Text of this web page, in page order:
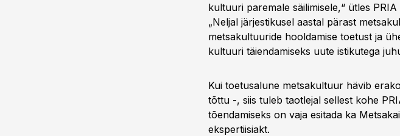
kultuuri paremale säilimisele,“ ütles
„Neljal järjestikusel aastal pärast
metsakultuuride hooldamise toetust ja
kultuuri täiendamiseks uute istikutega
Kui toetusalune metsakultuur hävib
tõttu -, siis tuleb taotlejal sellest kohe
tõendamiseks on vaja esitada ka
ekspertiisiakt.